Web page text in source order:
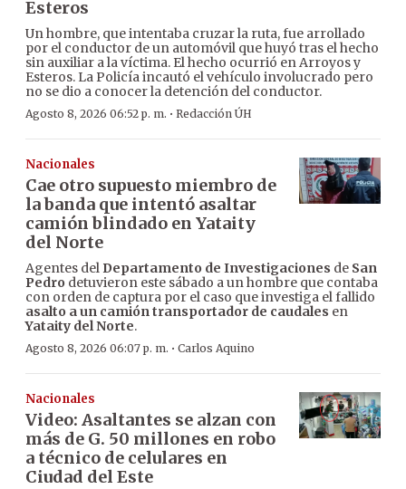
Esteros
Un hombre, que intentaba cruzar la ruta, fue arrollado
por el conductor de un automóvil que huyó tras el hecho
sin auxiliar a la víctima. El hecho ocurrió en Arroyos y
Esteros. La Policía incautó el vehículo involucrado pero
no se dio a conocer la detención del conductor.
Agosto 8, 2026 06:52 p. m. · Redacción ÚH
Nacionales
Cae otro supuesto miembro de
la banda que intentó asaltar
camión blindado en Yataity
del Norte
Agentes del Departamento de Investigaciones de San
Pedro detuvieron este sábado a un hombre que contaba
con orden de captura por el caso que investiga el fallido
asalto a un camión transportador de caudales en
Yataity del Norte.
Agosto 8, 2026 06:07 p. m. · Carlos Aquino
Nacionales
Video: Asaltantes se alzan con
más de G. 50 millones en robo
a técnico de celulares en
Ciudad del Este